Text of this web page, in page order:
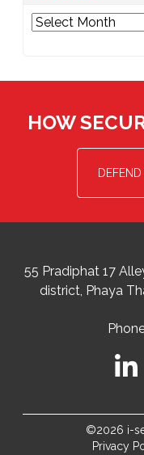
Archives
HOW
55 Pradiphat 17
district Phaya
©2026 i-
Privacy